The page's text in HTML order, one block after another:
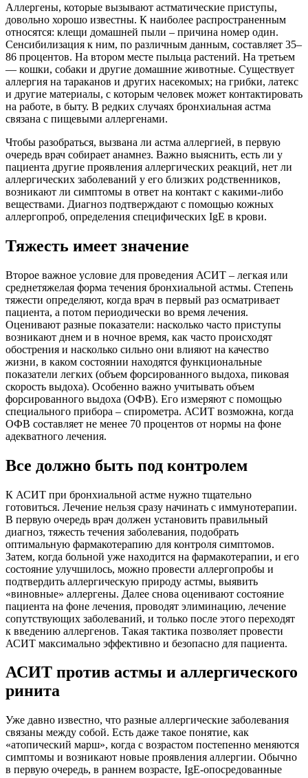
Аллергены, которые вызывают астматические приступы,
довольно хорошо известны. К наиболее распространенным
относятся: клещи домашней пыли – причина номер один.
Сенсибилизация к ним, по различным данным, составляет 35–
86 процентов. На втором месте пыльца растений. На третьем
— кошки, собаки и другие домашние животные. Существует
аллергия на тараканов и других насекомых; на грибки, латекс
и другие материалы, с которым человек может контактировать
на работе, в быту. В редких случаях бронхиальная астма
связана с пищевыми аллергенами.
Чтобы разобраться, вызвана ли астма аллергией, в первую
очередь врач собирает анамнез. Важно выяснить, есть ли у
пациента другие проявления аллергических реакций, нет ли
аллергических заболеваний у его близких родственников,
возникают ли симптомы в ответ на контакт с какими-либо
веществами. Диагноз подтверждают с помощью кожных
аллергопроб, определения специфических IgE в крови.
Тяжесть имеет значение
Второе важное условие для проведения АСИТ – легкая или
среднетяжелая форма течения бронхиальной астмы. Степень
тяжести определяют, когда врач в первый раз осматривает
пациента, а потом периодически во время лечения.
Оценивают разные показатели: насколько часто приступы
возникают днем и в ночное время, как часто происходят
обострения и насколько сильно они влияют на качество
жизни, в каком состоянии находятся функциональные
показатели легких (объем форсированного выдоха, пиковая
скорость выдоха). Особенно важно учитывать объем
форсированного выдоха (ОФВ). Его измеряют с помощью
специального прибора – спирометра. АСИТ возможна, когда
ОФВ составляет не менее 70 процентов от нормы на фоне
адекватного лечения.
Все должно быть под контролем
К АСИТ при бронхиальной астме нужно тщательно
готовиться. Лечение нельзя сразу начинать с иммунотерапии.
В первую очередь врач должен установить правильный
диагноз, тяжесть течения заболевания, подобрать
оптимальную фармакотерапию для контроля симптомов.
Затем, когда больной уже находится на фармакотерапии, и его
состояние улучшилось, можно провести аллергопробы и
подтвердить аллергическую природу астмы, выявить
«виновные» аллергены. Далее снова оценивают состояние
пациента на фоне лечения, проводят элиминацию, лечение
сопутствующих заболеваний, и только после этого переходят
к введению аллергенов. Такая тактика позволяет провести
АСИТ максимально эффективно и безопасно для пациента.
АСИТ против астмы и аллергического
ринита
Уже давно известно, что разные аллергические заболевания
связаны между собой. Есть даже такое понятие, как
«атопический марш», когда с возрастом постепенно меняются
симптомы и возникают новые проявления аллергии. Обычно
в первую очередь, в раннем возрасте, IgE-опосредованные